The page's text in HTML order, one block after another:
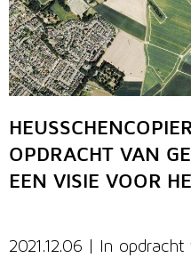
OPDRACHT VAN
EEN VISIE VOOR
2021.12.06 | In